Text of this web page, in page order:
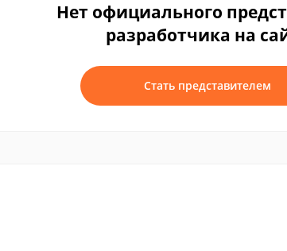
Нет официального
разработчика на
Стать представителем